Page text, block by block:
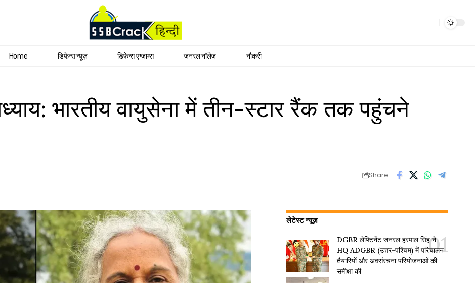
Home डिफेन्स न्यूज़ डिफेन्स एग्ज़ाम्स जनरल नॉलेज नौकरी
भारतीय वायुसेना में तीन-स्टार रैंक तक पहुंचने
Share
लेटेस्ट न्यूज़
DGBR लेफ्टिनेंट जनरल हरपाल सिंह ने
HQ ADGBR (उत्तर-पश्चिम) में परिचालन
तैयारियों और अवसंरचना परियोजनाओं की
समीक्षा की